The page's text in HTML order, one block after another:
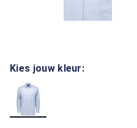
Kies jouw kleur: